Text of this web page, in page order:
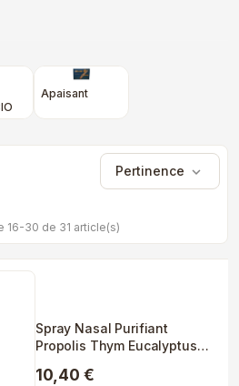
Apaisant
Pertinence expand_more
16-30 de 31 article(s)
Spray Nasal Purifiant
Propolis Thym Eucalyptus
10,40 €